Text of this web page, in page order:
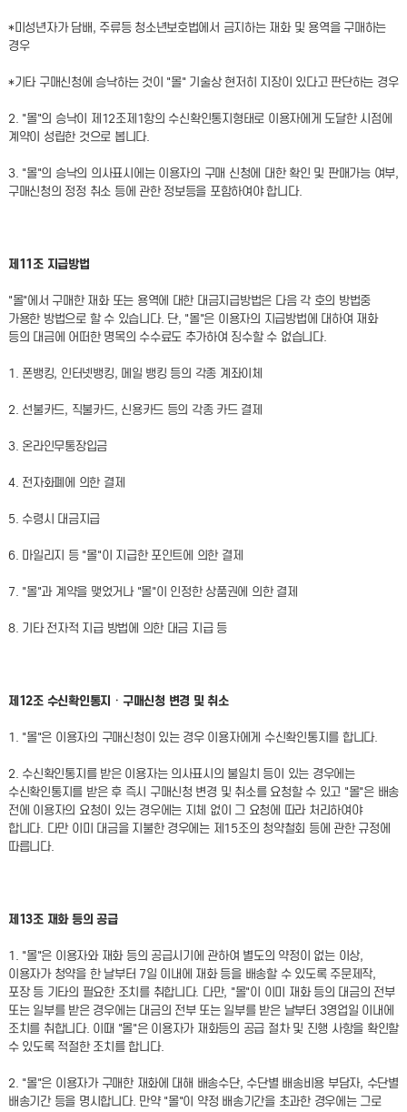
*미성년자가 담배, 주류등 청소년보호법에서 금지하는 재화 및 용역을 구매하는
경우
*기타 구매신청에 승낙하는 것이 "몰" 기술상 현저히 지장이 있다고 판단하는 경우
2. "몰"의 승낙이 제12조제1항의 수신확인통지형태로 이용자에게 도달한 시점에
계약이 성립한 것으로 봅니다.
3. "몰"의 승낙의 의사표시에는 이용자의 구매 신청에 대한 확인 및 판매가능 여부,
구매신청의 정정 취소 등에 관한 정보등을 포함하여야 합니다.
제11조 지급방법
"몰"에서 구매한 재화 또는 용역에 대한 대금지급방법은 다음 각 호의 방법중
가용한 방법으로 할 수 있습니다. 단, "몰"은 이용자의 지급방법에 대하여 재화
등의 대금에 어떠한 명목의 수수료도 추가하여 징수할 수 없습니다.
1. 폰뱅킹, 인터넷뱅킹, 메일 뱅킹 등의 각종 계좌이체
2. 선불카드, 직불카드, 신용카드 등의 각종 카드 결제
3. 온라인무통장입금
4. 전자화폐에 의한 결제
5. 수령시 대금지급
6. 마일리지 등 "몰"이 지급한 포인트에 의한 결제
7. "몰"과 계약을 맺었거나 "몰"이 인정한 상품권에 의한 결제
8. 기타 전자적 지급 방법에 의한 대금 지급 등
제12조 수신확인통지ㆍ구매신청 변경 및 취소
1. "몰"은 이용자의 구매신청이 있는 경우 이용자에게 수신확인통지를 합니다.
2. 수신확인통지를 받은 이용자는 의사표시의 불일치 등이 있는 경우에는
수신확인통지를 받은 후 즉시 구매신청 변경 및 취소를 요청할 수 있고 "몰"은 배송
전에 이용자의 요청이 있는 경우에는 지체 없이 그 요청에 따라 처리하여야
합니다. 다만 이미 대금을 지불한 경우에는 제15조의 청약철회 등에 관한 규정에
따릅니다.
제13조 재화 등의 공급
1. "몰"은 이용자와 재화 등의 공급시기에 관하여 별도의 약정이 없는 이상,
이용자가 청약을 한 날부터 7일 이내에 재화 등을 배송할 수 있도록 주문제작,
포장 등 기타의 필요한 조치를 취합니다. 다만, "몰"이 이미 재화 등의 대금의 전부
또는 일부를 받은 경우에는 대금의 전부 또는 일부를 받은 날부터 3영업일 이내에
조치를 취합니다. 이때 "몰"은 이용자가 재화등의 공급 절차 및 진행 사항을 확인할
수 있도록 적절한 조치를 합니다.
2. "몰"은 이용자가 구매한 재화에 대해 배송수단, 수단별 배송비용 부담자, 수단별
배송기간 등을 명시합니다. 만약 "몰"이 약정 배송기간을 초과한 경우에는 그로